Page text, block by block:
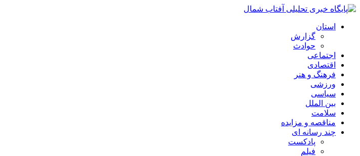
استان
گزارش
حوادث
اجتماعی
اقتصادی
فرهنگ و هنر
ورزشی
سیاسی
بین الملل
سلامت
مناقصه و مزایده
چند رسانه ای
پادکست
فیلم